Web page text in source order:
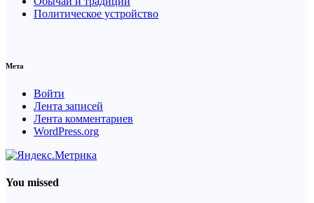
Политическое устройство
Мета
Войти
Лента записей
Лента комментариев
WordPress.org
You missed